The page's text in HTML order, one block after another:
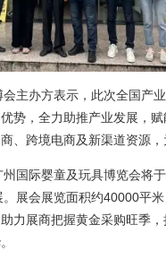
会主办方表示，此次全国产
势，全力助推产业发展，
、跨境电商及新渠道资源，
国际婴童及玩具博览会将
展会展览面积约40000平
力展商把握黄金采购旺季